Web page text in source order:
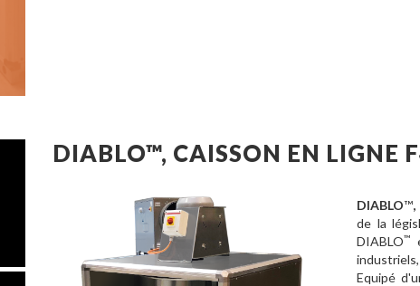
DIABLO™, CAISSON EN LIGNE
DIABLO™,
de la
DIABLO™
Equipé